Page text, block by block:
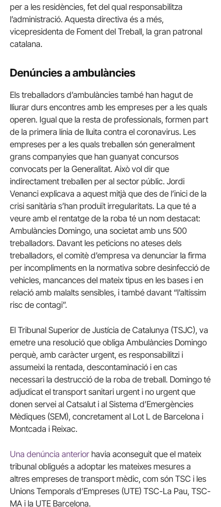
per a les residències, fet del qual responsabilitza
l’administració. Aquesta directiva és a més,
vicepresidenta de Foment del Treball, la gran patronal
catalana.
Denúncies a ambulàncies
Els treballadors d’ambulàncies també han hagut de
lliurar durs encontres amb les empreses per a les quals
operen. Igual que la resta de professionals, formen part
de la primera línia de lluita contra el coronavirus. Les
empreses per a les quals treballen són generalment
grans companyies que han guanyat concursos
convocats per la Generalitat. Això vol dir que
indirectament treballen per al sector públic. Jordi
Venanci explicava a aquest mitjà que des de l’inici de la
crisi sanitària s’han produït irregularitats. La que té a
veure amb el rentatge de la roba té un nom destacat:
Ambulàncies Domingo, una societat amb uns 500
treballadors. Davant les peticions no ateses dels
treballadors, el comitè d’empresa va denunciar la firma
per incompliments en la normativa sobre desinfecció de
vehicles, mancances del mateix tipus en les bases i en
relació amb malalts sensibles, i també davant “l’altíssim
risc de contagi”.
El Tribunal Superior de Justícia de Catalunya (TSJC), va
emetre una resolució que obliga Ambulàncies Domingo
perquè, amb caràcter urgent, es responsabilitzi i
assumeixi la rentada, descontaminació i en cas
necessari la destrucció de la roba de treball. Domingo té
adjudicat el transport sanitari urgent i no urgent que
donen servei al Catsalut i al Sistema d’Emergències
Mèdiques (SEM), concretament al Lot L de Barcelona i
Montcada i Reixac.
Una denúncia anterior havia aconseguit que el mateix
tribunal obligués a adoptar les mateixes mesures a
altres empreses de transport mèdic, com són TSC i les
Unions Temporals d’Empreses (UTE) TSC-La Pau, TSC-
MA i la UTE Barcelona.